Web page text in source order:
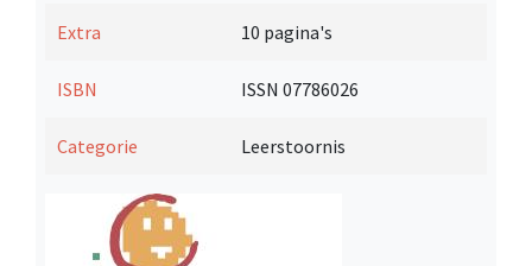
Extra 10 pagina's
ISBN ISSN 07786026
Categorie Leerstoornis